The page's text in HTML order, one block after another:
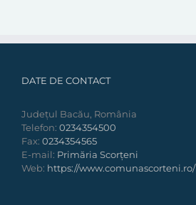
DATE DE CONTACT
Județul Bacău, România
Telefon: 0234354500
Fax: 0234354565
E-mail: Primăria Scorțeni
Web: https://www.comunascorteni.ro/